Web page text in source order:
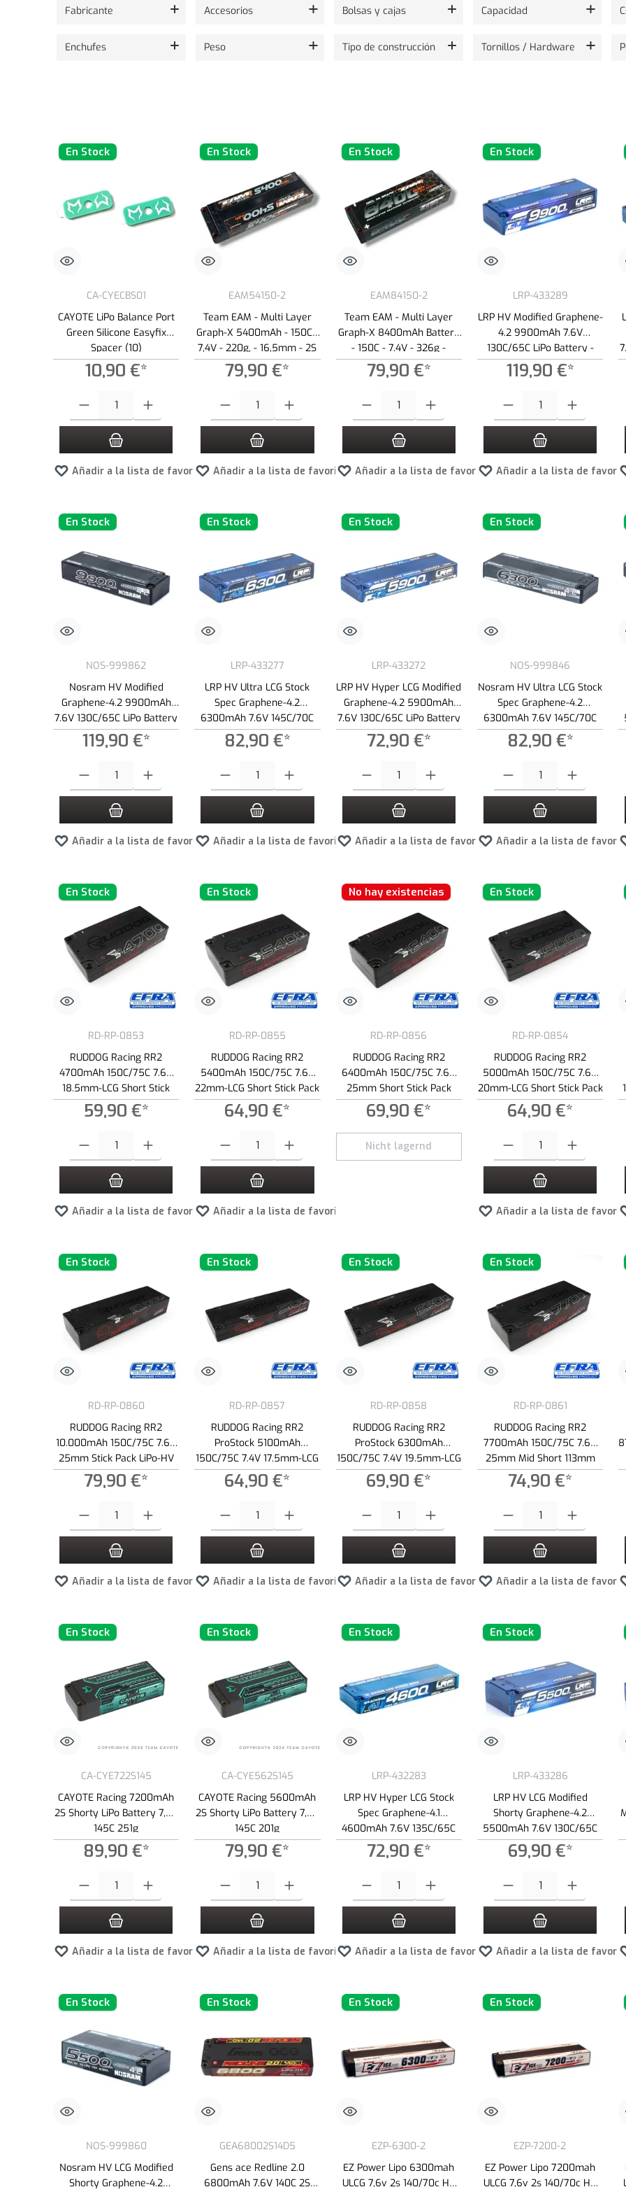
Fabricante Accesorios Bolsas y cajas Capacidad
Enchufes Peso Tipo de construcción Tornillos / Hardware
Mostrando 24 de 187 productos.
En Stock
CA-CYECBS01
CAYOTE LiPo Balance Port
Green Silicone Easyfix
Spacer (10)
10,90 €*
Añadir a la lista de favoritos
En Stock
EAM54150-2
Team EAM - Multi Layer
Graph-X 5400mAh - 150C -
7,4V - 220g, - 16,5mm - 2S
UUULCG LiPo
79,90 €*
Añadir a la lista de favoritos
En Stock
EAM84150-2
Team EAM - Multi Layer
Graph-X 8400mAh Battery
- 150C - 7.4V - 326g -
25mm - 2S LiPo
79,90 €*
Añadir a la lista de favoritos
En Stock
LRP-433289
LRP HV Modified Graphene-
4.2 9900mAh 7.6V
130C/65C LiPo Battery -
336g
119,90 €*
Añadir a la lista de
En Stock
NOS-999862
Nosram HV Modified
Graphene-4.2 9900mAh
7.6V 130C/65C LiPo Battery
- 336g
119,90 €*
Añadir a la lista de favoritos
En Stock
LRP-433277
LRP HV Ultra LCG Stock
Spec Graphene-4.2
6300mAh 7.6V 145C/70C
LiPo Battery - 237g
82,90 €*
Añadir a la lista de favoritos
En Stock
LRP-433272
LRP HV Hyper LCG Modified
Graphene-4.2 5900mAh
7.6V 130C/65C LiPo Battery
- 217g
72,90 €*
Añadir a la lista de favoritos
En Stock
NOS-999846
Nosram HV Ultra LCG Stock
Spec Graphene-4.2
6300mAh 7.6V 145C/70C
LiPo Battery - 237g
82,90 €*
Añadir a la lista de
En Stock
RD-RP-0853
RUDDOG Racing RR2
4700mAh 150C/75C 7.6V
18.5mm-LCG Short Stick
Pack LiPo-HV Battery
59,90 €*
Cantidad del producto: introduce la cantidad deseada o usa los botones para aumentar o disminuir la cantidad.
Añadir a la lista de favoritos
En Stock
RD-RP-0855
RUDDOG Racing RR2
5400mAh 150C/75C 7.6V
22mm-LCG Short Stick Pack
LiPo-HV Battery
64,90 €*
Cantidad del producto: introduce la cantidad deseada o usa los botones para aumentar o disminuir la
Añadir a la lista de favoritos
No hay existencias
RD-RP-0856
RUDDOG Racing RR2
6400mAh 150C/75C 7.6V
25mm Short Stick Pack
LiPo-HV Battery
69,90 €*
Nicht lagernd
En Stock
RD-RP-0854
RUDDOG Racing RR2
5000mAh 150C/75C 7.6V
20mm-LCG Short Stick Pack
LiPo-HV Battery
64,90 €*
Añadir a la lista de
En Stock
RD-RP-0860
RUDDOG Racing RR2
10.000mAh 150C/75C 7.6V
25mm Stick Pack LiPo-HV
Battery
79,90 €*
Añadir a la lista de favoritos
En Stock
RD-RP-0857
RUDDOG Racing RR2
ProStock 5100mAh
150C/75C 7.4V 17.5mm-LCG
Stick Pack LiPo Battery
64,90 €*
Añadir a la lista de favoritos
En Stock
RD-RP-0858
RUDDOG Racing RR2
ProStock 6300mAh
150C/75C 7.4V 19.5mm-LCG
Stick Pack LiPo Battery
69,90 €*
Añadir a la lista de favoritos
En Stock
RD-RP-0861
RUDDOG Racing RR2
7700mAh 150C/75C 7.6V
25mm Mid Short 113mm
Stick Pack LiPo-HV Battery
74,90 €*
Añadir a la lista de
En Stock
CA-CYE722S145
CAYOTE Racing 7200mAh
2S Shorty LiPo Battery 7,6V
145C 251g
89,90 €*
Añadir a la lista de favoritos
En Stock
CA-CYE562S145
CAYOTE Racing 5600mAh
2S Shorty LiPo Battery 7,6V
145C 201g
79,90 €*
Añadir a la lista de favoritos
En Stock
LRP-432283
LRP HV Hyper LCG Stock
Spec Graphene-4.1
4600mAh 7.6V 135C/65C
LiPo - 219g
72,90 €*
Añadir a la lista de favoritos
En Stock
LRP-433286
LRP HV LCG Modified
Shorty Graphene-4.2
5500mAh 7.6V 130C/65C
LiPo - 195g
69,90 €*
Añadir a la lista de
En Stock
NOS-999860
Nosram HV LCG Modified
Shorty Graphene-4.2
En Stock
GEA68002S14D5
Gens ace Redline 2.0
6800mAh 7.6V 140C 2S
En Stock
EZP-6300-2
EZ Power Lipo 6300mah
ULCG 7,6v 2s 140/70c HV
En Stock
EZP-7200-2
EZ Power Lipo 7200mah
ULCG 7,6v 2s 140/70c HV